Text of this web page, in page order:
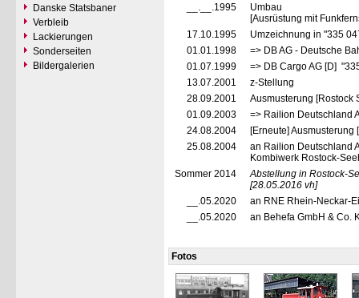
Danske Statsbaner
Verbleib
Lackierungen
Sonderseiten
Bildergalerien
__.__.1995
Umbau
[Ausrüstung mit
17.10.1995
Umzeichnung in "335
01.01.1998
=> DB AG - Deutsche
01.07.1999
=> DB Cargo AG [D]
13.07.2001
z-Stellung
28.09.2001
Ausmusterung [Rostock
01.09.2003
=> Railion Deutschland
24.08.2004
[Erneute] Ausmusterung
25.08.2004
an Railion Deutschland
Kombiwerk Rostock-
Sommer 2014
Abstellung in Rostock-
[28.05.2016 vh]
__.05.2020
an RNE Rhein-Neckar-
__.05.2020
an Behefa GmbH & Co.
Fotos